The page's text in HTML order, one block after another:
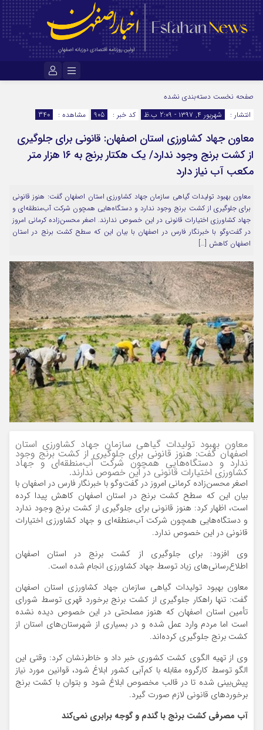
رمز عبور
صفحه نخست دسته‌بندی نشده
انتشار :
شهریور ۴, ۱۳۹۷ - 2:09 ب.ظ کد خبر : 905 مشاهده : 340
معاون جهاد کشاورزی استان اصفهان: قانونی برای جلوگیری
از کشت برنج وجود ندارد/ یک هکتار برنج به ۱۶ هزار متر
مکعب آب نیاز دارد
معاون بهبود تولیدات گیاهی سازمان جهاد کشاورزی استان اصفهان گفت: هنوز قانونی
برای جلوگیری از کشت برنج وجود ندارد و دستگاه‌هایی همچون شرکت آب‌منطقه‌ای و
جهاد کشاورزی اختیارات قانونی در این خصوص ندارند. اصغر محسن‌زاده کرمانی امروز
در گفت‌وگو با خبرنگار فارس در اصفهان با بیان این که سطح کشت برنج در استان
اصفهان کاهش […]
معاون بهبود تولیدات گیاهی سازمان جهاد کشاورزی استان
اصفهان گفت: هنوز قانونی برای جلوگیری از کشت برنج وجود
ندارد و دستگاه‌هایی همچون شرکت آب‌منطقه‌ای و جهاد
کشاورزی اختیارات قانونی در این خصوص ندارند.
اصغر محسن‌زاده کرمانی امروز در گفت‌وگو با خبرنگار فارس در اصفهان با
بیان این که سطح کشت برنج در استان اصفهان کاهش پیدا کرده
است، اظهار کرد: هنوز قانونی برای جلوگیری از کشت برنج وجود ندارد
و دستگاه‌هایی همچون شرکت آب‌منطقه‌ای و جهاد کشاورزی اختیارات
قانونی در این خصوص ندارد.
وی افزود: برای جلوگیری از کشت برنج در استان اصفهان
اطلاع‌رسانی‌های زیاد توسط جهاد کشاورزی انجام شده است.
معاون بهبود تولیدات گیاهی سازمان جهاد کشاورزی استان اصفهان
گفت: تنها راهکار جلوگیری از کشت برنج برخورد قهری توسط شورای
تأمین استان اصفهان که هنوز مصلحتی در این خصوص دیده نشده
است اما مردم وارد عمل شده و در بسیاری از شهرستان‌های استان از
کشت برنج جلوگیری کرده‌اند.
وی از تهیه الگوی کشت کشوری خبر داد و خاطرنشان کرد: وقتی این
الگو توسط کارگروه مقابله با کم‌آبی کشور ابلاغ شود، قوانین مورد نیاز
پیش‌بینی شده تا در قالب مخصوص ابلاغ شود و بتوان با کشت برنج
برخوردهای قانونی لازم صورت گیرد.
آب مصرفی کشت برنج با گندم و گوجه برابری نمی‌کند